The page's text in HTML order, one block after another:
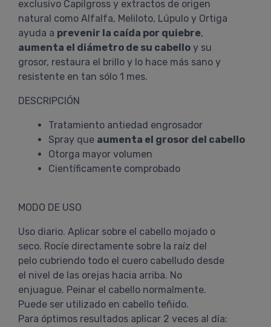
exclusivo Capilgross y extractos de origen
natural como Alfalfa, Meliloto, Lúpulo y Ortiga
ayuda a prevenir la caída por quiebre,
aumenta el diámetro de su cabello y su
grosor, restaura el brillo y lo hace más sano y
resistente en tan sólo 1 mes.
DESCRIPCIÓN
Tratamiento antiedad engrosador
Spray que aumenta el grosor del cabello
Otorga mayor volumen
Científicamente comprobado
MODO DE USO
Uso diario. Aplicar sobre el cabello mojado o
seco. Rocíe directamente sobre la raíz del
pelo cubriendo todo el cuero cabelludo desde
el nivel de las orejas hacia arriba. No
enjuague. Peinar el cabello normalmente.
Puede ser utilizado en cabello teñido.
Para óptimos resultados aplicar 2 veces al día: